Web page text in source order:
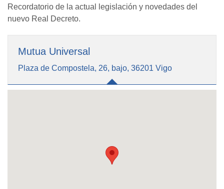
Recordatorio de la actual legislación y novedades del
nuevo Real Decreto.
Mutua Universal
Plaza de Compostela, 26, bajo, 36201 Vigo